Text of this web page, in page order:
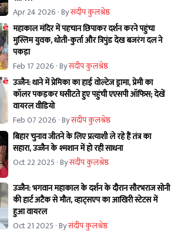
Apr 24 2026 · Byसंदीप कुलश्रेष्ठ
महाकाल मंदिर में पहचान छिपाकर दर्शन करने पहुंचा
मुस्लिम युवक, धोती-कुर्ता और त्रिपुंड देख बजरंग दल ने
पकड़ा
Feb 17 2026 · Byसंदीप कुलश्रेष्ठ
उज्जैन: थाने में प्रेमिका का हाई वोल्टेज ड्रामा, प्रेमी का
कॉलर पकड़कर घसीटते हुए पहुंची एएसपी ऑफिस; देखें
वायरल वीडियो
Feb 07 2026 · Byसंदीप कुलश्रेष्ठ
बिहार चुनाव जीतने के लिए प्रत्याशी ले रहे हैं तंत्र का
सहारा, उज्जैन के श्मशान में हो रही साधना
Oct 22 2025 · Byसंदीप कुलश्रेष्ठ
उज्जैन: भगवान महाकाल के दर्शन के दौरान सौरभराज सोनी
की हार्ट अटैक से मौत, व्हाट्सएप का आखिरी स्टेटस में
हुआ वायरल
Oct 21 2025 · Byसंदीप कुलश्रेष्ठ